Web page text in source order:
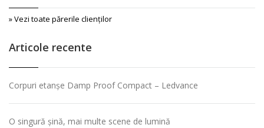
» Vezi toate părerile clienţilor
Articole recente
Corpuri etanșe Damp Proof Compact – Ledvance
O singură șină, mai multe scene de lumină